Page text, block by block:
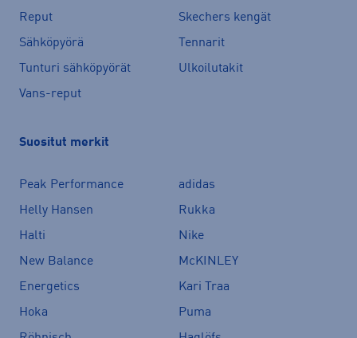
Reput
Skechers kengät
Sähköpyörä
Tennarit
Tunturi sähköpyörät
Ulkoilutakit
Vans-reput
Suositut merkit
Peak Performance
adidas
Helly Hansen
Rukka
Halti
Nike
New Balance
McKINLEY
Energetics
Kari Traa
Hoka
Puma